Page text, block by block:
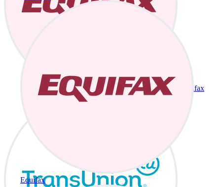
Equifax
Equifax